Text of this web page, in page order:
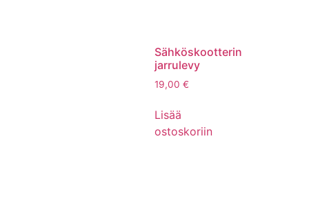
Sähköskootterin
jarrulevy
19,00 €
Lisää
ostoskoriin